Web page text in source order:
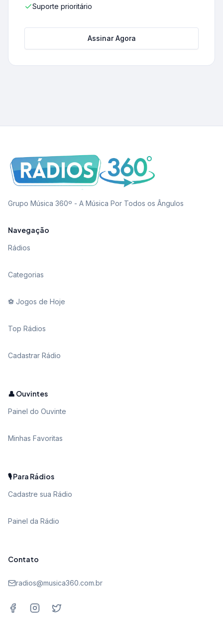
Suporte prioritário
Assinar Agora
Grupo Música 360º - A Música Por Todos os Ângulos
Navegação
Rádios
Categorias
⚽ Jogos de Hoje
Top Rádios
Cadastrar Rádio
👤 Ouvintes
Painel do Ouvinte
Minhas Favoritas
🎙️ Para Rádios
Cadastre sua Rádio
Painel da Rádio
Contato
radios@musica360.com.br